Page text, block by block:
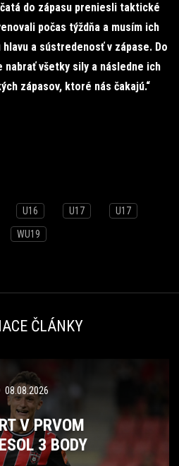
do zápasu preniesli taktické
počas týždňa a musím ich
a sústredenosť v zápase. Do
nabrať všetky sily a následne ich
zápasov, ktoré nás čakajú.“
U16 U17 U17
WU19
ČLÁNKY
08.08.2026
V PRVOM
3 BODY